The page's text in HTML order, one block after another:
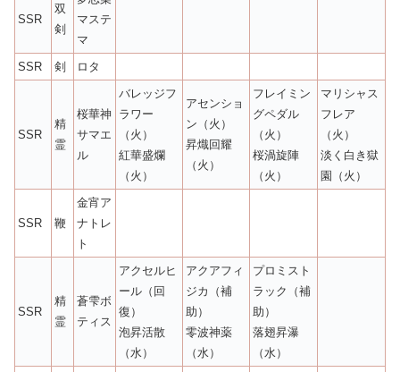
SSR
双
剣
マステ
マ
SSR
剣 ロタ
SSR
精
霊
桜華神
サマエ
ル
バレッジフ
ラワー
（火）
紅華盛爛
（火）
アセンショ
ン（火）
昇熾回耀
（火）
フレイミン
グペダル
（火）
桜渦旋陣
（火）
マリシャス
フレア
（火）
淡く白き獄
園（火）
SSR 鞭
金宵ア
ナトレ
ト
SSR
精
霊
蒼雫ボ
ティス
アクセルヒ
ール（回
復）
泡昇活散
（水）
アクアフィ
ジカ（補
助）
零波神薬
（水）
プロミスト
ラック（補
助）
落翅昇瀑
（水）